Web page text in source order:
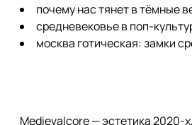
почему нас тянет в тёмные
cредневековье в поп-
москва готическая: замки
Medievalcore — эстетика 2020-